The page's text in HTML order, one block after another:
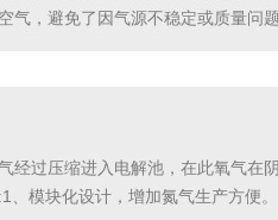
，避免了因气源不稳定或质量问
应：制造业往往对生产线的响应
过压缩进入电解池，在此氧气在
模块化设计，增加氮气生产方便